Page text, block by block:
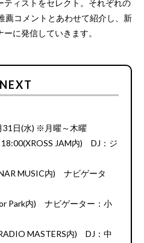
ィストをセレクト。それぞれの
薦コメントとあわせて紹介し、新
に発信していきます。
31日(水) ※月曜～木曜
JAM内) DJ：ジ
MUSIC内) ナビゲータ
Park内) ナビゲーター：小
MASTERS内) DJ：中